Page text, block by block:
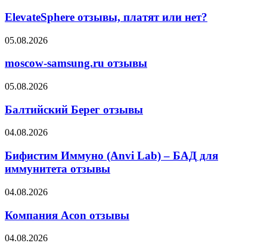
платят
или
нет?
ElevateSphere отзывы, платят или нет?
moscow-
отзывы
05.08.2026
moscow-samsung.ru отзывы
Балтийский
отзывы
05.08.2026
Балтийский Берег отзывы
Бифистим
(Anvi
Lab)
–
для
отзывы
04.08.2026
Бифистим Иммуно (Anvi Lab) – БАД для
иммунитета отзывы
Компания
отзывы
04.08.2026
Компания Acon отзывы
Турбозайм
04.08.2026